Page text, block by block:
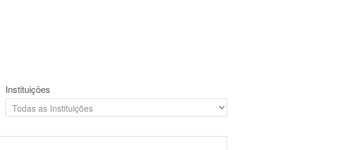
Instituições